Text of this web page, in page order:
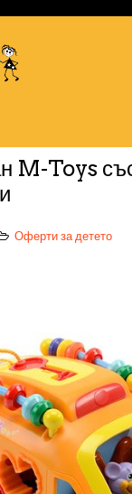
M-Toys
Оферти за детето